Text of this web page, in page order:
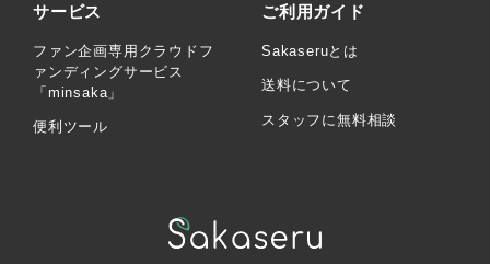
サービス
ファン企画専用クラウドフ
ァンディングサービス
「minsaka」
便利ツール
ご利用ガイド
Sakaseruとは
送料について
スタッフに無料相談